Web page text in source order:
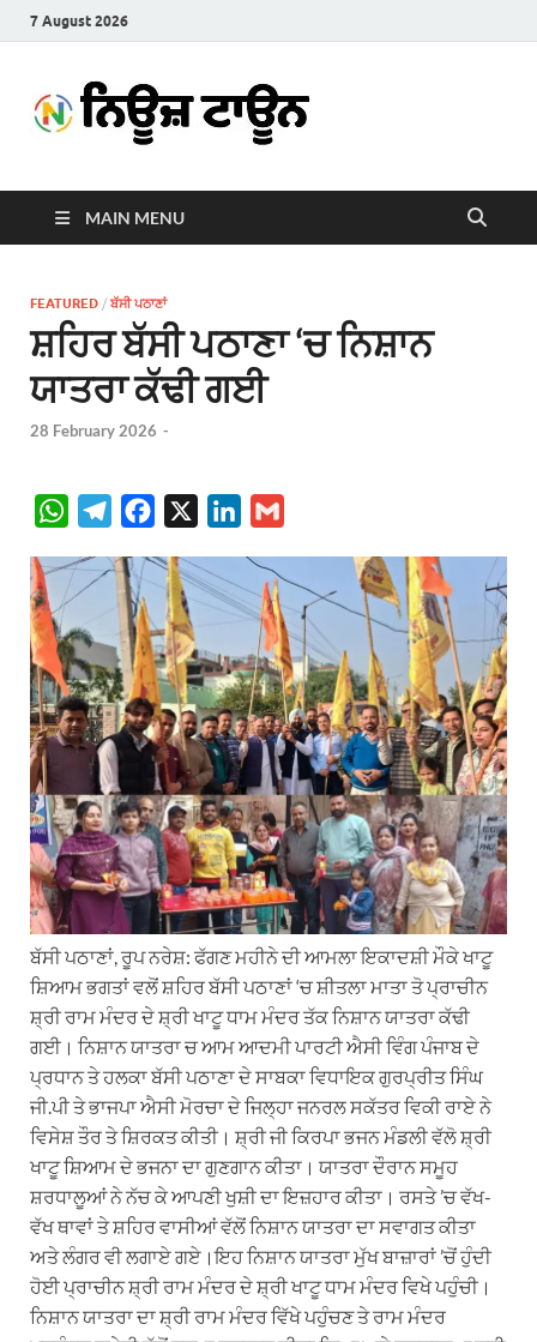
7 August 2026
Town
MAIN MENU
FEATURED / ਬੱਸੀ ਪਠਾਣਾਂ
ਸ਼ਹਿਰ ਬੱਸੀ ਪਠਾਣਾ ‘ਚ ਨਿਸ਼ਾਨ
ਯਾਤਰਾ ਕੱਢੀ ਗਈ
28 February 2026 -
W
a
s
A
p
p
l
e
g
r
a
m
b
o
o
k
k
d
I
n
a
i
l
ਬੱਸੀ ਪਠਾਣਾਂ, ਰੂਪ ਨਰੇਸ਼: ਫੱਗਣ ਮਹੀਨੇ ਦੀ ਆਮਲਾ ਇਕਾਦਸ਼ੀ ਮੌਕੇ ਖਾਟੂ
ਸ਼ਿਆਮ ਭਗਤਾਂ ਵਲੋਂ ਸ਼ਹਿਰ ਬੱਸੀ ਪਠਾਣਾਂ ‘ਚ ਸ਼ੀਤਲਾ ਮਾਤਾ ਤੋ ਪ੍ਰਾਚੀਨ
ਸ਼੍ਰੀ ਰਾਮ ਮੰਦਰ ਦੇ ਸ਼੍ਰੀ ਖਾਟੂ ਧਾਮ ਮੰਦਰ ਤੱਕ ਨਿਸ਼ਾਨ ਯਾਤਰਾ ਕੱਢੀ
ਗਈ। ਨਿਸ਼ਾਨ ਯਾਤਰਾ ਚ ਆਮ ਆਦਮੀ ਪਾਰਟੀ ਐਸੀ ਵਿੰਗ ਪੰਜਾਬ ਦੇ
ਪ੍ਰਧਾਨ ਤੇ ਹਲਕਾ ਬੱਸੀ ਪਠਾਣਾ ਦੇ ਸਾਬਕਾ ਵਿਧਾਇਕ ਗੁਰਪ੍ਰੀਤ ਸਿੰਘ
ਜੀ.ਪੀ ਤੇ ਭਾਜਪਾ ਐਸੀ ਮੋਰਚਾ ਦੇ ਜਿਲ੍ਹਾ ਜਨਰਲ ਸਕੱਤਰ ਵਿਕੀ ਰਾਏ ਨੇ
ਵਿਸੇਸ਼ ਤੌਰ ਤੇ ਸ਼ਿਰਕਤ ਕੀਤੀ। ਸ਼੍ਰੀ ਜੀ ਕਿਰਪਾ ਭਜਨ ਮੰਡਲੀ ਵੱਲੋ ਸ਼੍ਰੀ
ਖਾਟੂ ਸ਼ਿਆਮ ਦੇ ਭਜਨਾ ਦਾ ਗੁਣਗਾਨ ਕੀਤਾ। ਯਾਤਰਾ ਦੌਰਾਨ ਸਮੂਹ
ਸ਼ਰਧਾਲੂਆਂ ਨੇ ਨੱਚ ਕੇ ਆਪਣੀ ਖੁਸ਼ੀ ਦਾ ਇਜ਼ਹਾਰ ਕੀਤਾ। ਰਸਤੇ ’ਚ ਵੱਖ-
ਵੱਖ ਥਾਵਾਂ ਤੇ ਸ਼ਹਿਰ ਵਾਸੀਆਂ ਵੱਲੋਂ ਨਿਸ਼ਾਨ ਯਾਤਰਾ ਦਾ ਸਵਾਗਤ ਕੀਤਾ
ਅਤੇ ਲੰਗਰ ਵੀ ਲਗਾਏ ਗਏ।ਇਹ ਨਿਸ਼ਾਨ ਯਾਤਰਾ ਮੁੱਖ ਬਾਜ਼ਾਰਾਂ ’ਚੋਂ ਹੁੰਦੀ
ਹੋਈ ਪ੍ਰਾਚੀਨ ਸ਼੍ਰੀ ਰਾਮ ਮੰਦਰ ਦੇ ਸ਼੍ਰੀ ਖਾਟੂ ਧਾਮ ਮੰਦਰ ਵਿਖੇ ਪਹੁੰਚੀ।
ਨਿਸ਼ਾਨ ਯਾਤਰਾ ਦਾ ਸ਼੍ਰੀ ਰਾਮ ਮੰਦਰ ਵਿੱਖੇ ਪਹੁੰਚਣ ਤੇ ਰਾਮ ਮੰਦਰ